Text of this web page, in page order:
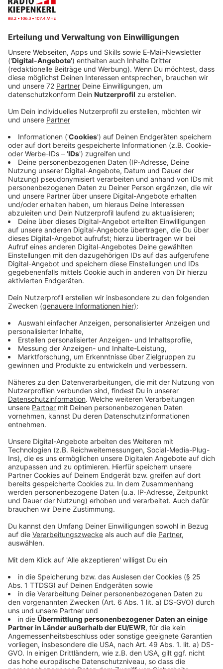
Hell erleuchtete Trecker standen unter anderem auf
den Brücken der A 43 zwischen Dülmen-Nord und
Lavesum. Die Landwirte haben nichts blockiert - der
Verkehr rollte weiter. Heute Nachmittag müssen Sie
sich dagegen stellenweise wieder auf
Verkehrsprobleme durch den Landwirteprotest
nach Münster. Los geht es zum Start des
Steverland in Nottuln Im Gewerbegebiet Beisenbusch.
Die Route führt von Nottuln durch Schapdetten durch
Roxel nach Gievenbeck zum Schlossplatz in der
Nachbarstadt Münster. Nehmen Sie sich Zeit für Ihren
Heimweg, das kann dauern. Die Polizei ist verstärkt
unterwegs und leitet den Verkehr ab, wenn es nötig
ist. Ziel des Treckerkorsos ist der Neujahrsempfang
der Grünen im Schloss in Münster. Aus dem gesamten
Münstrland fahren Trecker los - die Polizei in Münster
rechnet mit bis zu 2000 Teilnehmern.
Anzeige
Die Strecke
Beisenbusch – Schenkingstraße – Roxeler Straße –
Tilbeck
– Brock – Tilbecker Straße – Annette-von-Droste-
Hülshoff-
Straße – Alter Gemeindeplatz – Havixbecker Straße -
Roxe-
ler Straße – Kreisverkehr – Busso-Peus-Straße –
Kreisver-
kehr – Austermannstraße – Kreisverkehr –
Austermann-
straße – Kreisverkehr – Austermannstraße – rechts
B54
Steinfurter Straße – Neutor – Schlossplatz – Am
Stadtgra-
ben – Weseler Straße – rechts Kolde-Ring – Kardinal-
von-
Galen-Ring – Rishon-Le-Zion-Ring – links
Einsteinstraße –
Von-Esmarch-Straße – Kreisverkehr – Roxeler Straße
Anzeige